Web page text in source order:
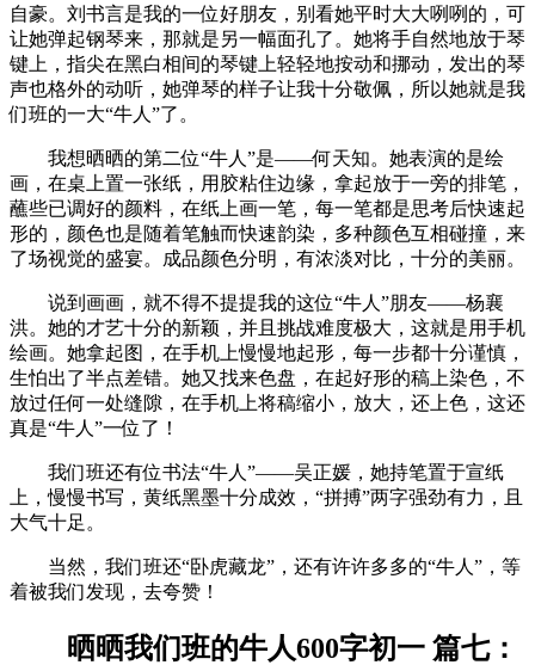
自豪。刘书言是我的一位好朋友，别看她平时大大咧咧的，可
让她弹起钢琴来，那就是另一幅面孔了。她将手自然地放于琴
键上，指尖在黑白相间的琴键上轻轻地按动和挪动，发出的琴
声也格外的动听，她弹琴的样子让我十分敬佩，所以她就是我
们班的一大“牛人”了。
我想晒晒的第二位“牛人”是——何天知。她表演的是绘
画，在桌上置一张纸，用胶粘住边缘，拿起放于一旁的排笔，
蘸些已调好的颜料，在纸上画一笔，每一笔都是思考后快速起
形的，颜色也是随着笔触而快速韵染，多种颜色互相碰撞，来
了场视觉的盛宴。成品颜色分明，有浓淡对比，十分的美丽。
说到画画，就不得不提提我的这位“牛人”朋友——杨襄
洪。她的才艺十分的新颖，并且挑战难度极大，这就是用手机
绘画。她拿起图，在手机上慢慢地起形，每一步都十分谨慎，
生怕出了半点差错。她又找来色盘，在起好形的稿上染色，不
放过任何一处缝隙，在手机上将稿缩小，放大，还上色，这还
真是“牛人”一位了！
我们班还有位书法“牛人”——吴正媛，她持笔置于宣纸
上，慢慢书写，黄纸黑墨十分成效，“拼搏”两字强劲有力，且
大气十足。
当然，我们班还“卧虎藏龙”，还有许许多多的“牛人”，等
着被我们发现，去夸赞！
晒晒我们班的牛人600字初一 篇七：